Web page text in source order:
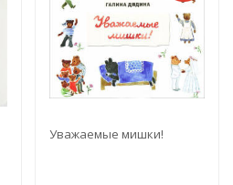
Уважаемые мишки!